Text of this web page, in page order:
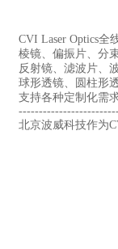
CVI Laser Optics全
棱镜、偏振片、分
反射镜、滤波片、
球形透镜、圆柱形
支持各种定制化需
北京波威科技作为